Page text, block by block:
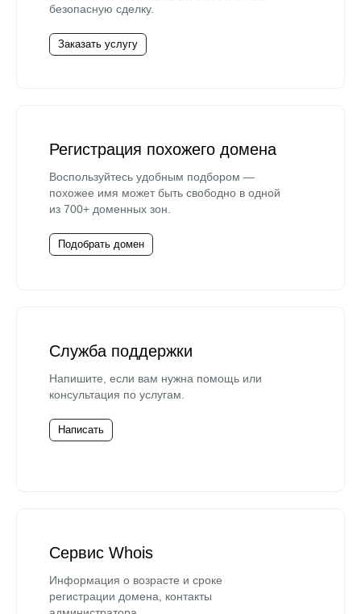
безопасную сделку.
Заказать услугу
Регистрация похожего домена
Воспользуйтесь удобным подбором —
похожее имя может быть свободно в одной
из 700+ доменных зон.
Подобрать домен
Служба поддержки
Напишите, если вам нужна помощь или
консультация по услугам.
Написать
Сервис Whois
Информация о возрасте и сроке
регистрации домена, контакты